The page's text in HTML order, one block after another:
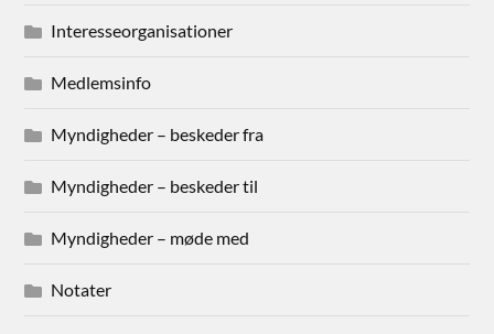
Interesseorganisationer
Medlemsinfo
Myndigheder – beskeder fra
Myndigheder – beskeder til
Myndigheder – møde med
Notater